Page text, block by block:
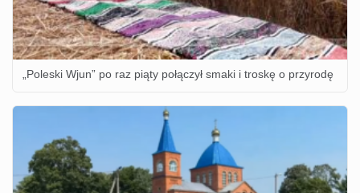
„Poleski Wjun” po raz piąty połączył smaki i troskę o przyrodę